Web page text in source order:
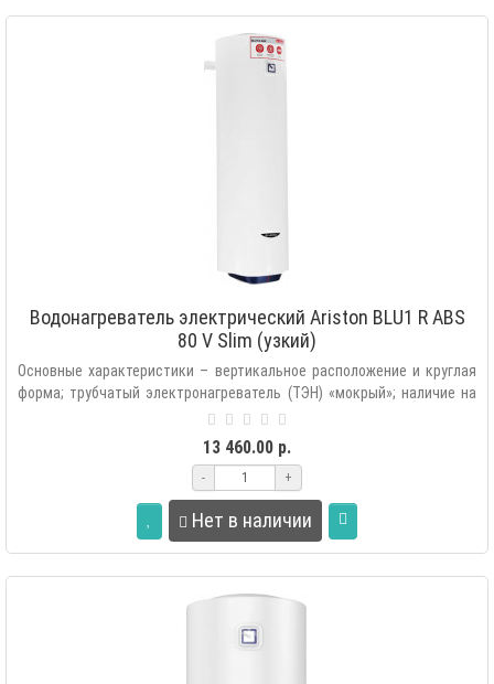
Водонагреватель электрический Ariston BLU1 R ABS
80 V Slim (узкий)
Основные характеристики – вертикальное расположение и круглая
форма; трубчатый электронагреватель (ТЭН) «мокрый»; наличие на
13 460.00 р.
- +
Нет в наличии